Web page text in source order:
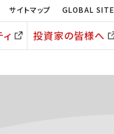
サイトマップ GLOBAL SITE
投資家の皆様へ